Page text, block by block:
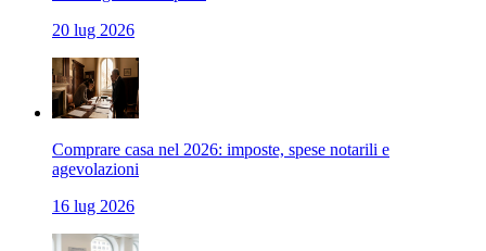
20 lug 2026
Comprare casa nel 2026: imposte, spese notarili e
agevolazioni
16 lug 2026